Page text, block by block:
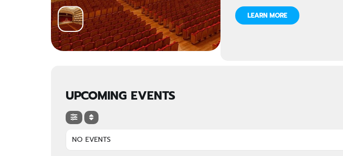
LEARN MORE
UPCOMING EVENTS
NO EVENTS